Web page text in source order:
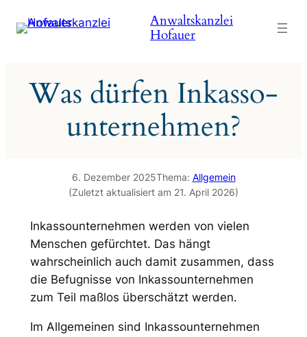
Inhalt
Anwaltskanzlei
Hofauer
Was dürfen Inkasso­
unternehmen?
6. Dezember 2025Thema: Allgemein
(Zuletzt aktualisiert am 21. April 2026)
Inkassounternehmen werden von vielen
Menschen gefürchtet. Das hängt
wahrscheinlich auch damit zusammen, dass
die Befugnisse von Inkassounternehmen
zum Teil maßlos überschätzt werden.
Im Allgemeinen sind Inkassounternehmen